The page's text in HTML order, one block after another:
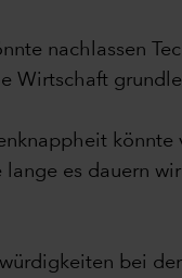
nachlassen
Wirtschaft
es dauern
bei